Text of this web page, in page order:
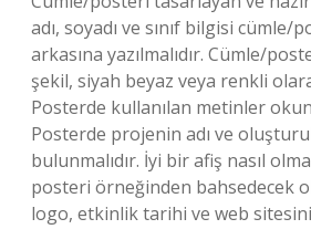
adı, soyadı ve sınıf bilgisi cümle/
arkasına yazılmalıdır. Cümle/
şekil, siyah beyaz veya renkli
Posterde kullanılan metinler
Posterde projenin adı ve
bulunmalıdır. İyi bir afiş nasıl
posteri örneğinden bahsedecek
logo, etkinlik tarihi ve web